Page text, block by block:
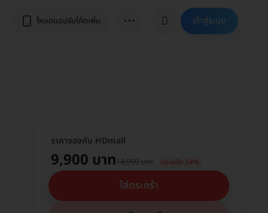
โหลดแอปรับโค้ดเพิ่ม ⋯ เข้าสู่ระบบ
ราคาจองกับ HDmall
9,900 บาท14,990 บาท ประหยัด 34%
ใส่ตระกร้า